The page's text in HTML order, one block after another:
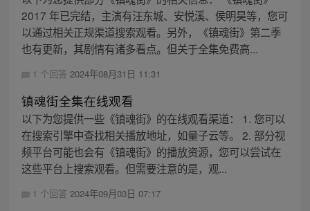
2017 年已完结，主演有汪东城、安悦溪、侯明昊等，您可
以通过相关正规渠道搜索观看。另外，《镇魂街》第二季
也有更新，其剧情有诸多看点。但关于全集免费高...
1 个回答 2024年08月31日 11:31
镇魂街全集在线观看
以下为您提供一些《镇魂街》的在线观看渠道： 1. 您可以
在搜索引擎中查找相关播放地址，如量子云等。 2. 部分视
频平台可能也会有《镇魂街》的播放资源，您可以尝试在
这些平台上搜索观看。但需要注意的是，观...
1 个回答 2024年09月03日 07:17